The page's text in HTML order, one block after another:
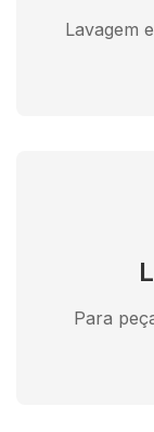
Lavagem
Para